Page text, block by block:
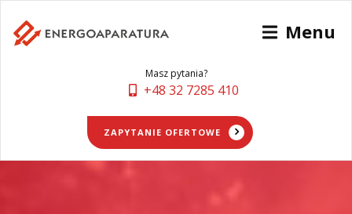
Menu
Masz pytania?
+48 32 7285 410
ZAPYTANIE OFERTOWE